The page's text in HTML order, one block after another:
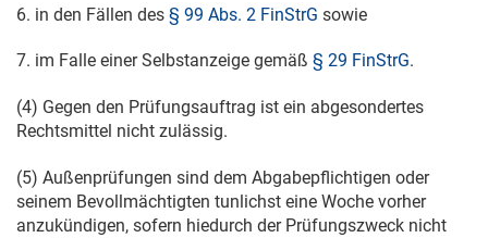
6. in den Fällen des § 99 Abs. 2 FinStrG sowie
7. im Falle einer Selbstanzeige gemäß § 29 FinStrG.
(4) Gegen den Prüfungsauftrag ist ein abgesondertes
Rechtsmittel nicht zulässig.
(5) Außenprüfungen sind dem Abgabepflichtigen oder
seinem Bevollmächtigten tunlichst eine Woche vorher
anzukündigen, sofern hiedurch der Prüfungszweck nicht